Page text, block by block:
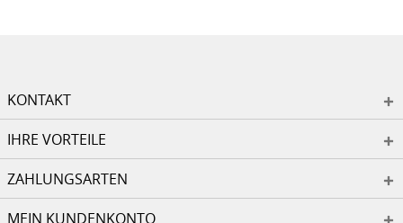
KONTAKT
IHRE VORTEILE
ZAHLUNGSARTEN
MEIN KUNDENKONTO